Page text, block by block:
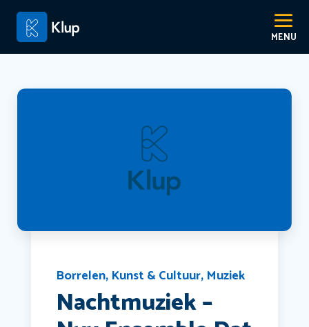
Borrelen, Kunst & Cultuur, Muziek
Nachtmuziek –